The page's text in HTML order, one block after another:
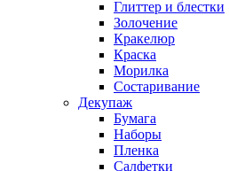
Глиттер и блестки
Золочение
Кракелюр
Краска
Морилка
Состаривание
Декупаж
Бумага
Наборы
Пленка
Салфетки